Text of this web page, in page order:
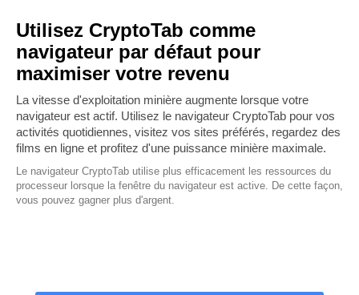
Utilisez CryptoTab comme
navigateur par défaut pour
maximiser votre revenu
La vitesse d'exploitation minière augmente lorsque votre
navigateur est actif. Utilisez le navigateur CryptoTab pour vos
activités quotidiennes, visitez vos sites préférés, regardez des
films en ligne et profitez d'une puissance minière maximale.
Le navigateur CryptoTab utilise plus efficacement les ressources du
processeur lorsque la fenêtre du navigateur est active. De cette façon,
vous pouvez gagner plus d'argent.